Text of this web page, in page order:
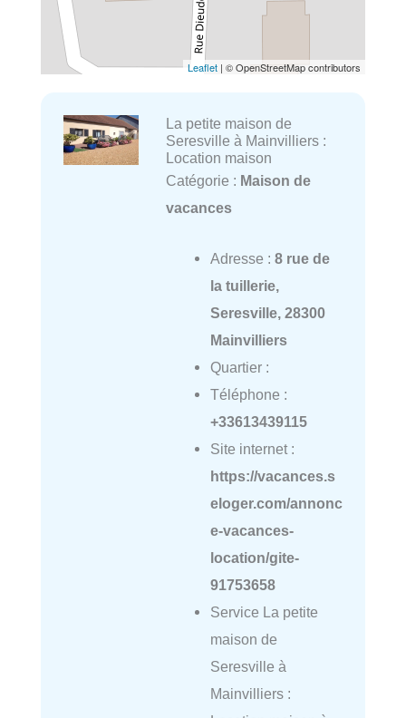
Leaflet | © OpenStreetMap contributors
La petite maison de
Seresville à Mainvilliers :
Location maison
Catégorie : Maison de
vacances
Adresse : 8 rue de
la tuillerie,
Seresville, 28300
Mainvilliers
Quartier :
Téléphone :
+33613439115
Site internet :
https://vacances.s
eloger.com/annonc
e-vacances-
location/gite-
91753658
Service La petite
maison de
Seresville à
Mainvilliers :